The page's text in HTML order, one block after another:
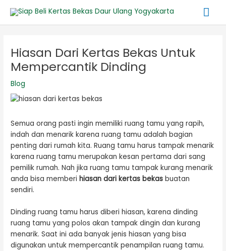
konten
Hiasan Dari Kertas Bekas Untuk
Mempercantik Dinding
Blog
Semua orang pasti ingin memiliki ruang tamu yang rapih,
indah dan menarik karena ruang tamu adalah bagian
penting dari rumah kita. Ruang tamu harus tampak menarik
karena ruang tamu merupakan kesan pertama dari sang
pemilik rumah. Nah jika ruang tamu tampak kurang menarik
anda bisa memberihiasan dari kertas bekas buatan
sendiri.
Dinding ruang tamu harus diberi hiasan, karena dinding
ruang tamu yang polos akan tampak dingin dan kurang
menarik. Saat ini ada banyak jenis hiasan yang bisa
digunakan untuk mempercantik penampilan ruang tamu.